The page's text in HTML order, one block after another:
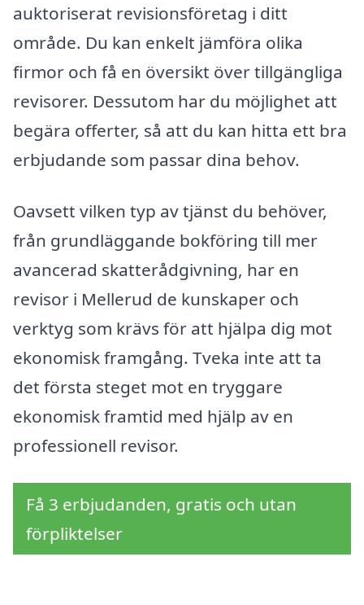
auktoriserat revisionsföretag i ditt
område. Du kan enkelt jämföra olika
firmor och få en översikt över tillgängliga
revisorer. Dessutom har du möjlighet att
begära offerter, så att du kan hitta ett bra
erbjudande som passar dina behov.
Oavsett vilken typ av tjänst du behöver,
från grundläggande bokföring till mer
avancerad skatterådgivning, har en
revisor i Mellerud de kunskaper och
verktyg som krävs för att hjälpa dig mot
ekonomisk framgång. Tveka inte att ta
det första steget mot en tryggare
ekonomisk framtid med hjälp av en
professionell revisor.
Få 3 erbjudanden, gratis och utan
förpliktelser